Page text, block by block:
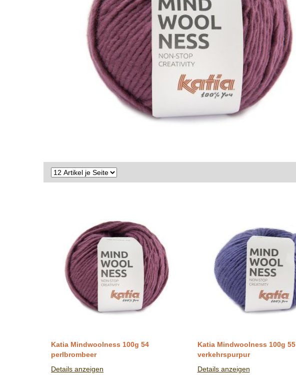
Katia Mindwoolness 100g 54
perlbrombeer
Details anzeigen
Katia Mindwoolness 100g 55
verkehrspurpur
Details anzeigen